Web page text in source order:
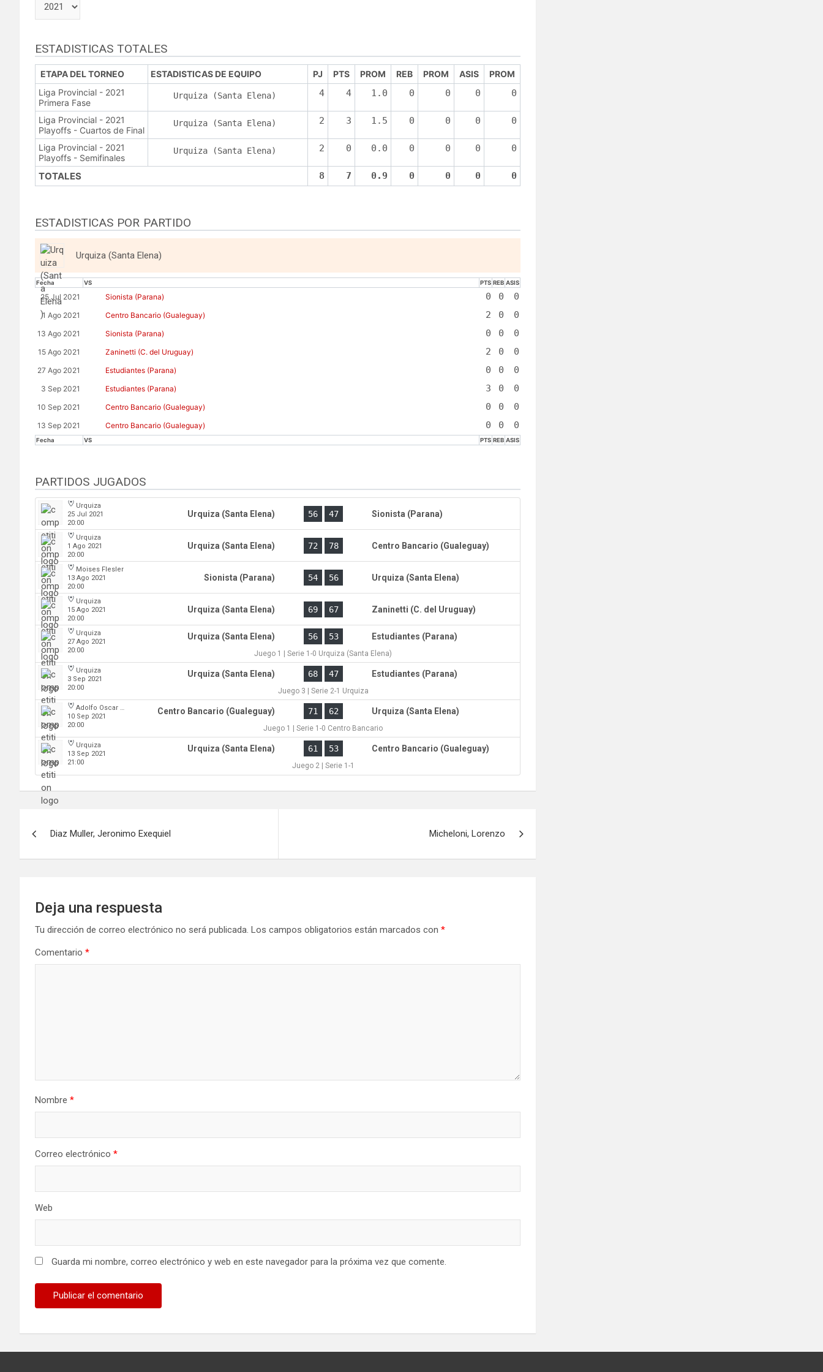
ESTADISTICAS TOTALES
ETAPA DEL TORNEO ESTADISTICAS DE EQUIPO PJ PTS PROM REB PROM ASIS
PROM
Liga Provincial - 2021
Primera Fase
Urquiza (Santa Elena) 4 4 1.0 0 0 0 0
Liga Provincial - 2021
Playoffs - Cuartos de Final
Urquiza (Santa Elena) 2 3 1.5 0 0 0 0
Liga Provincial - 2021
Playoffs - Semifinales
Urquiza (Santa Elena) 2 0 0.0 0 0 0 0
TOTALES 8 7 0.9 0 0 0 0
ESTADISTICAS POR PARTIDO
Urquiza (Santa Elena)
Fecha VS PTS REB ASIS
25 Jul 2021 Sionista (Parana) 0 0 0
1 Ago 2021 Centro Bancario (Gualeguay) 2 0 0
13 Ago 2021 Sionista (Parana) 0 0 0
15 Ago 2021 Zaninetti (C. del Uruguay) 2 0 0
27 Ago 2021 Estudiantes (Parana) 0 0 0
3 Sep 2021 Estudiantes (Parana) 3 0 0
10 Sep 2021 Centro Bancario (Gualeguay) 0 0 0
13 Sep 2021 Centro Bancario (Gualeguay) 0 0 0
Fecha VS PTS REB ASIS
PARTIDOS JUGADOS
Urquiza
25 Jul 2021
20:00
Urquiza (Santa Elena) 56 47 Sionista (Parana)
Urquiza
1 Ago 2021
20:00
Urquiza (Santa Elena) 72 78 Centro Bancario (Gualeguay)
Moises Flesler
13 Ago 2021
20:00
Sionista (Parana) 54 56 Urquiza (Santa Elena)
Urquiza
15 Ago 2021
20:00
Urquiza (Santa Elena) 69 67 Zaninetti (C. del Uruguay)
Urquiza
27 Ago 2021
20:00
Urquiza (Santa Elena) 56 53 Estudiantes (Parana)
Juego 1 | Serie 1-0 Urquiza (Santa Elena)
Urquiza
3 Sep 2021
20:00
Urquiza (Santa Elena) 68 47 Estudiantes (Parana)
Juego 3 | Serie 2-1 Urquiza
Adolfo Oscar Capurro
10 Sep 2021
20:00
Centro Bancario (Gualeguay) 71 62 Urquiza (Santa Elena)
Juego 1 | Serie 1-0 Centro Bancario
Urquiza
13 Sep 2021
21:00
Urquiza (Santa Elena) 61 53 Centro Bancario (Gualeguay)
Juego 2 | Serie 1-1
Diaz Muller, Jeronimo Exequiel Micheloni, Lorenzo
Deja una respuesta
Tu dirección de correo electrónico no será publicada. Los campos obligatorios están marcados con *
Comentario *
Nombre *
Correo electrónico *
Web
Guarda mi nombre, correo electrónico y web en este navegador para la próxima vez que comente.